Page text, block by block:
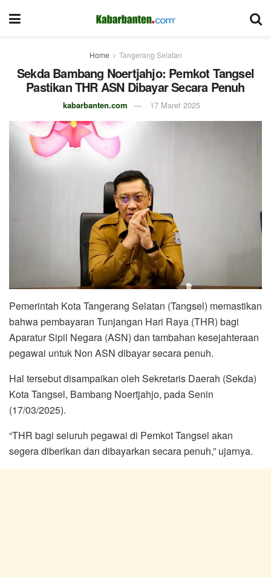
Home Tangerang Selatan
Sekda Bambang Noertjahjo: Pemkot Tangsel
Pastikan THR ASN Dibayar Secara Penuh
kabarbanten.com 17 Maret 2025
Pemerintah Kota Tangerang Selatan (Tangsel) memastikan
bahwa pembayaran Tunjangan Hari Raya (THR) bagi
Aparatur Sipil Negara (ASN) dan tambahan kesejahteraan
pegawai untuk Non ASN dibayar secara penuh.
Hal tersebut disampaikan oleh Sekretaris Daerah (Sekda)
Kota Tangsel, Bambang Noertjahjo, pada Senin
(17/03/2025).
“THR bagi seluruh pegawai di Pemkot Tangsel akan
segera diberikan dan dibayarkan secara penuh,” ujarnya.